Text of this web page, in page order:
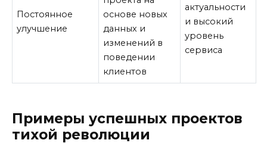
Постоянное
улучшение
основе новых
данных и
изменений в
поведении
клиентов
актуальности
и высокий
уровень
сервиса
Примеры успешных проектов
тихой революции